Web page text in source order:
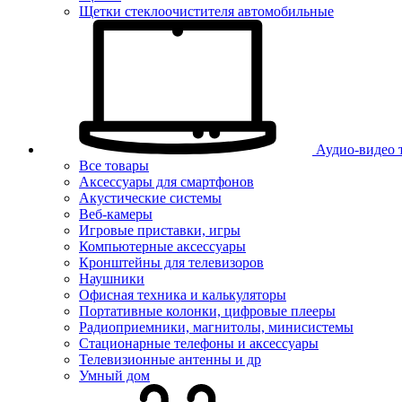
Щетки стеклоочистителя автомобильные
Аудио-видео
Все товары
Аксессуары для смартфонов
Акустические системы
Веб-камеры
Игровые приставки, игры
Компьютерные аксессуары
Кронштейны для телевизоров
Наушники
Офисная техника и калькуляторы
Портативные колонки, цифровые плееры
Радиоприемники, магнитолы, минисистемы
Стационарные телефоны и аксессуары
Телевизионные антенны и др
Умный дом